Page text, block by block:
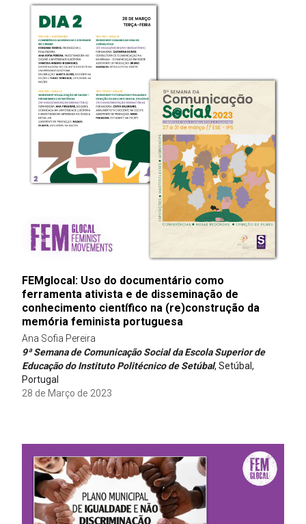
FEMglocal: Uso do documentário como
ferramenta ativista e de disseminação de
conhecimento científico na (re)construção da
memória feminista portuguesa
Ana Sofia Pereira
9ª Semana de Comunicação Social da Escola Superior de
Educação do Instituto Politécnico de Setúbal, Setúbal,
Portugal
28 de Março de 2023